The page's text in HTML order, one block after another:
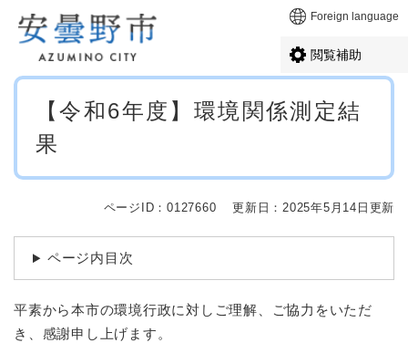
メニューを飛ばして本文へ Foreign language
閲覧補助
本
【令和6年度】環境関係測定結
果
ページID：0127660 更新日：2025年5月14日更新
ページ内目次
平素から本市の環境行政に対しご理解、ご協力をいただ
き、感謝申し上げます。